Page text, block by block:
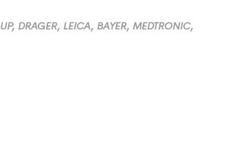
DRAGER, LEICA, BAYER, MEDTRONIC,